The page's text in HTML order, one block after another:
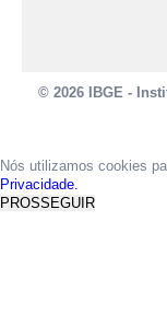
© 2026 IBGE -
Nós utilizamos cookies
Privacidade.
PROSSEGUIR